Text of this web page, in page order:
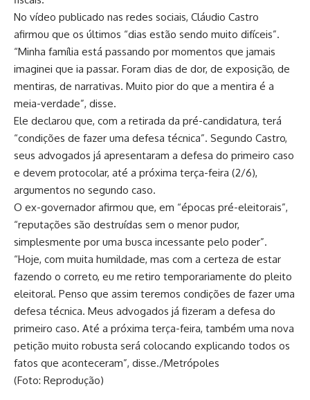
No vídeo publicado nas redes sociais, Cláudio Castro
afirmou que os últimos “dias estão sendo muito difíceis”.
“Minha família está passando por momentos que jamais
imaginei que ia passar. Foram dias de dor, de exposição, de
mentiras, de narrativas. Muito pior do que a mentira é a
meia-verdade”, disse.
Ele declarou que, com a retirada da pré-candidatura, terá
“condições de fazer uma defesa técnica”. Segundo Castro,
seus advogados já apresentaram a defesa do primeiro caso
e devem protocolar, até a próxima terça-feira (2/6),
argumentos no segundo caso.
O ex-governador afirmou que, em “épocas pré-eleitorais”,
“reputações são destruídas sem o menor pudor,
simplesmente por uma busca incessante pelo poder”.
“Hoje, com muita humildade, mas com a certeza de estar
fazendo o correto, eu me retiro temporariamente do pleito
eleitoral. Penso que assim teremos condições de fazer uma
defesa técnica. Meus advogados já fizeram a defesa do
primeiro caso. Até a próxima terça-feira, também uma nova
petição muito robusta será colocando explicando todos os
fatos que aconteceram”, disse./Metrópoles
(Foto: Reprodução)